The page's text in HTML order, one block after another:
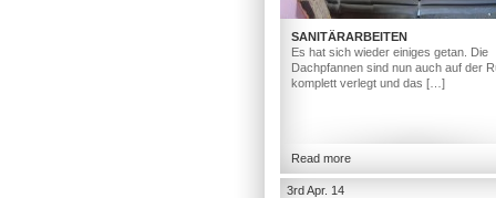
SANITÄRARBEITEN
Es hat sich wieder einiges getan. Die
Dachpfannen sind nun auch auf der
komplett verlegt und das […]
Read more
3rd Apr. 14